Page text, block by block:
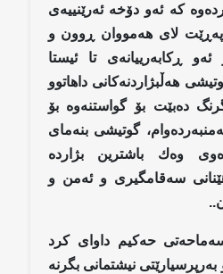
كە ئەو دۆخە ئەرێنییەی
لای هەمووان ڕوون و
ڕكابەرییانەی تا ئیستا
هەڵبژاردنەكانی داهاتوو
دەبێت بۆ گواستنەوە بۆ
گوتیشی بنەمای
وەك باشترین بژاردە
سەقامگیری و ئەمن و
سەماحەتی حەكیم داوای كرد
نیشتمانی بگرنە